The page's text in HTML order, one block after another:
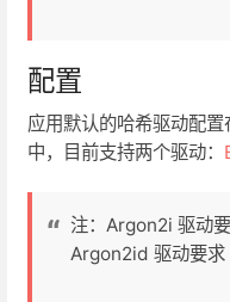
配置
应用默认的哈希驱动配置
中，目前支持两个驱动：
注：Argon2i 驱动
Argon2id 驱动要求